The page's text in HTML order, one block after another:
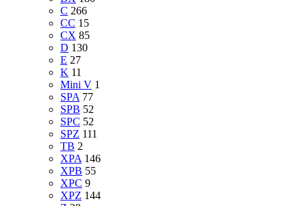
C 266
CC 15
CX 85
D 130
E 27
K 11
Mini V 1
SPA 77
SPB 52
SPC 52
SPZ 111
TB 2
XPA 146
XPB 55
XPC 9
XPZ 144